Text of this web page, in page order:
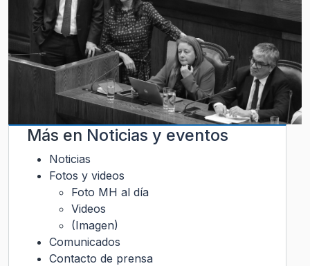
Más en Noticias y eventos
Noticias
Fotos y videos
Foto MH al día
Videos
(Imagen)
Comunicados
Contacto de prensa